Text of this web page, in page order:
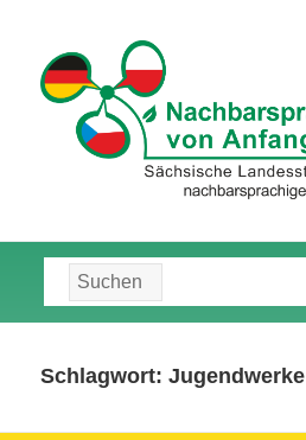
Suche
nach:
Schlagwort:Jugendwerke